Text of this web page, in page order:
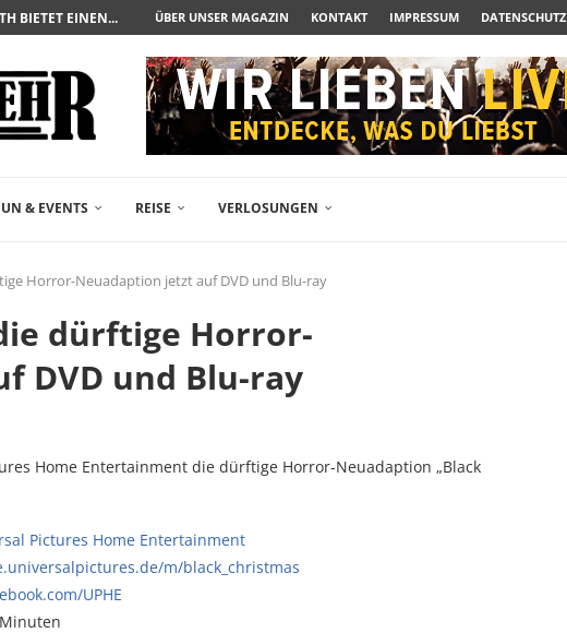
TRAUERAUFARBEITUNG DER BESONDEREN ART
ZUM ALBTRAUM WIRD
– FREIKARTEN- UND...
– DER ACTION-BLOCKBUSTER...
LEGENDÄREN POLARSTERN...
DRAMA JETZT AUF DVD...
SCHLESINGERS ROMCOM AUS 1963...
ÜBER UNSER MAGAZIN KONTAKT IMPRESSUM DATENSCHUTZ
& EVENTS REISE VERLOSUNGEN
Horror-Neuadaption jetzt auf DVD und Blu-ray
dürftige Horror-
DVD und Blu-ray
Home Entertainment die dürftige Horror-Neuadaption „Black
Pictures Home Entertainment
m/black_christmas
UPHE